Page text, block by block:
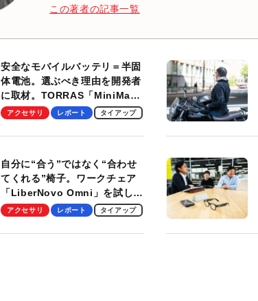
この著者の記事一覧
安全なモバイルバッテリ＝半固
体電池。選ぶべき理由を開発者
に取材。TORRAS「MiniMag
Pro」の実機レビューも
アクセサリ レポート タイアップ
自分に“合う”ではなく“合わせ
てくれる”椅子。ワークチェア
「LiberNovo Omni」を試して
わかったその魅力。まさかのス
アクセサリ レポート タイアップ